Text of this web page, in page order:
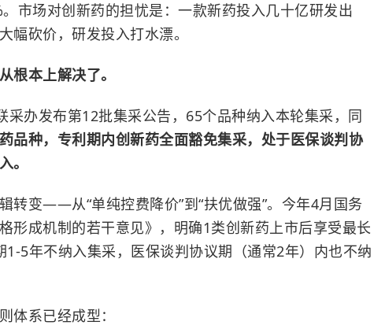
市场对创新药的担忧是：一款新药投入几十亿研发出
幅砍价，研发投入打水漂。
根本上解决了。
采办发布第12批集采公告，65个品种纳入本轮集采，同
品种，专利期内创新药全面豁免集采，处于医保谈判协
。
转变——从“单纯控费降价”到“扶优做强”。今年4月国务
形成机制的若干意见》，明确1类创新药上市后享受最长
1-5年不纳入集采，医保谈判协议期（通常2年）内也不纳
体系已经成型：